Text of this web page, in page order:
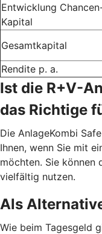
Entwicklung
Kapital
Gesamtkapital
Rendite p. a.
Ist die R+V-
das Richtige
Die AnlageKombi
Ihnen, wenn Sie mit
möchten. Sie können
vielfältig nutzen.
Als
Wie beim Tagesgeld